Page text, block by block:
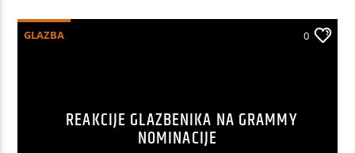
GLAZBA 0
REAKCIJE GLAZBENIKA NA GRAMMY
NOMINACIJE